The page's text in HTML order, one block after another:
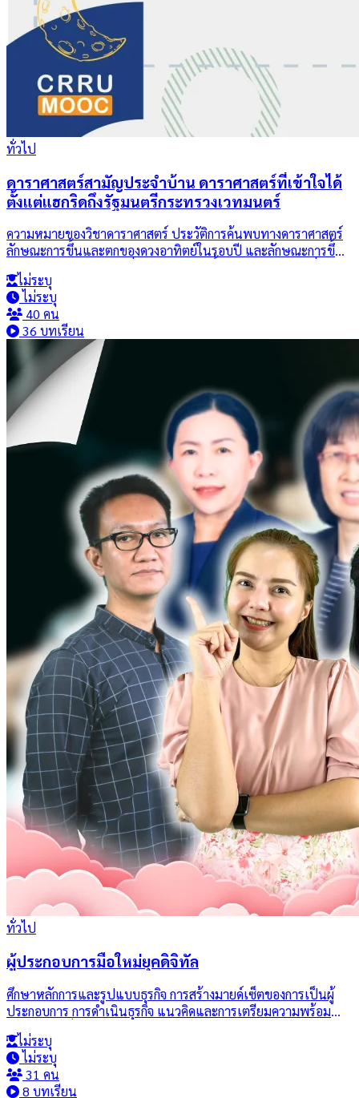
ทั่วไป
ดาราศาสตร์สามัญประจำบ้าน ดาราศาสตร์ที่เข้าใจได้
ตั้งแต่แฮกริดถึงรัฐมนตรีกระทรวงเวทมนตร์
ความหมายของวิชาดาราศาสตร์ ประวัติการค้นพบทางดาราศาสตร์
ลักษณะการขึ้นและตกของดวงอาทิตย์ในรอบปี และลักษณะการขึ้น
และตกของดวงดาวในหนึ่งวัน การดูดาวเบื้องต้น การใช้แผนที่ดาว
หลักการกำหนดความสว่างของดาว กล้องโทรทรรศน์ ความเข้าใจ
เบื้องต้นเกี่ยวกับ ระบบสุริยะ ดาวฤกษ์ ดาราจักร และเอกภพ รวมถึง
ทฤษฎีกำเนิดเอกภพบิ๊กแบง ความเชื่อมโยงกันระหว่างดาราศาสตร์
และโหราศาสตร์ และการวางตัวทางดาราศาสตร์ของโบราณสถาน
ต่าง ๆ ทั้งในประเทศไทยและในต่างประเทศ
ไม่ระบุ
ไม่ระบุ
40 คน
36 บทเรียน
ทั่วไป
ผู้ประกอบการมือใหม่ยุคดิจิทัล
ศึกษาหลักการและรูปแบบธุรกิจ การสร้างมายด์เซ็ตของการเป็นผู้
ประกอบการ การดำเนินธุรกิจ แนวคิดและการเตรียมความพร้อม
ทางธุรกิจ โดยมีการวัดผลเมื่อเสร็จสิ้นกิจกรรมเพื่อพัฒนาผู้เรียน
Study the principles and types of business, the
entrepreneurial mindset, business management, the concepts
ไม่ระบุ
ไม่ระบุ
31 คน
8 บทเรียน